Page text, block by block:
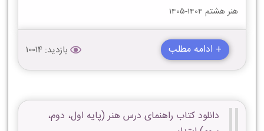
هنر هشتم 1404-1405
+ ادامه مطلب بازدید: 10014
دانلود کتاب راهنمای درس هنر (پایه اول، دوم،